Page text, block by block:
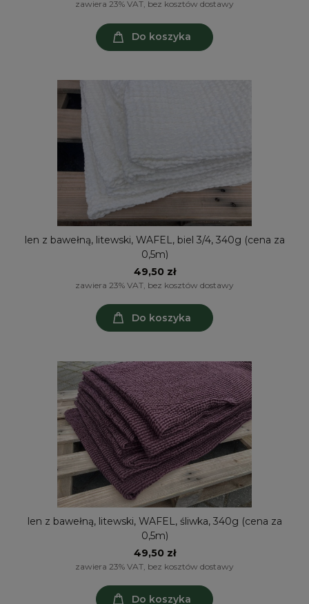
zawiera 23% VAT, bez kosztów dostawy
Do koszyka
len z bawełną, litewski, WAFEL, biel 3/4, 340g (cena za
0,5m)
49,50 zł
zawiera 23% VAT, bez kosztów dostawy
Do koszyka
len z bawełną, litewski, WAFEL, śliwka, 340g (cena za
0,5m)
49,50 zł
zawiera 23% VAT, bez kosztów dostawy
Do koszyka